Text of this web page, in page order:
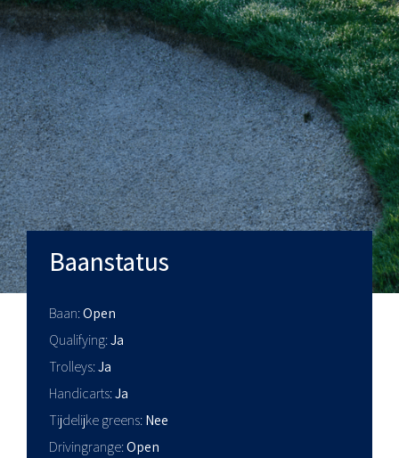
Baanstatus
Baan Open
Qualifying Ja
Trolleys Ja
Handicarts Ja
Tijdelijke greens Nee
Drivingrange Open